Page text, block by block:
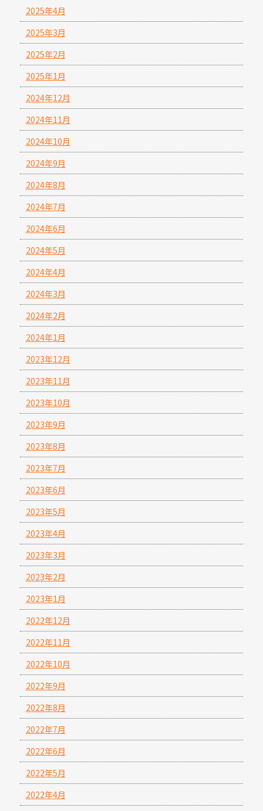
2025年4月
2025年3月
2025年2月
2025年1月
2024年12月
2024年11月
2024年10月
2024年9月
2024年8月
2024年7月
2024年6月
2024年5月
2024年4月
2024年3月
2024年2月
2024年1月
2023年12月
2023年11月
2023年10月
2023年9月
2023年8月
2023年7月
2023年6月
2023年5月
2023年4月
2023年3月
2023年2月
2023年1月
2022年12月
2022年11月
2022年10月
2022年9月
2022年8月
2022年7月
2022年6月
2022年5月
2022年4月